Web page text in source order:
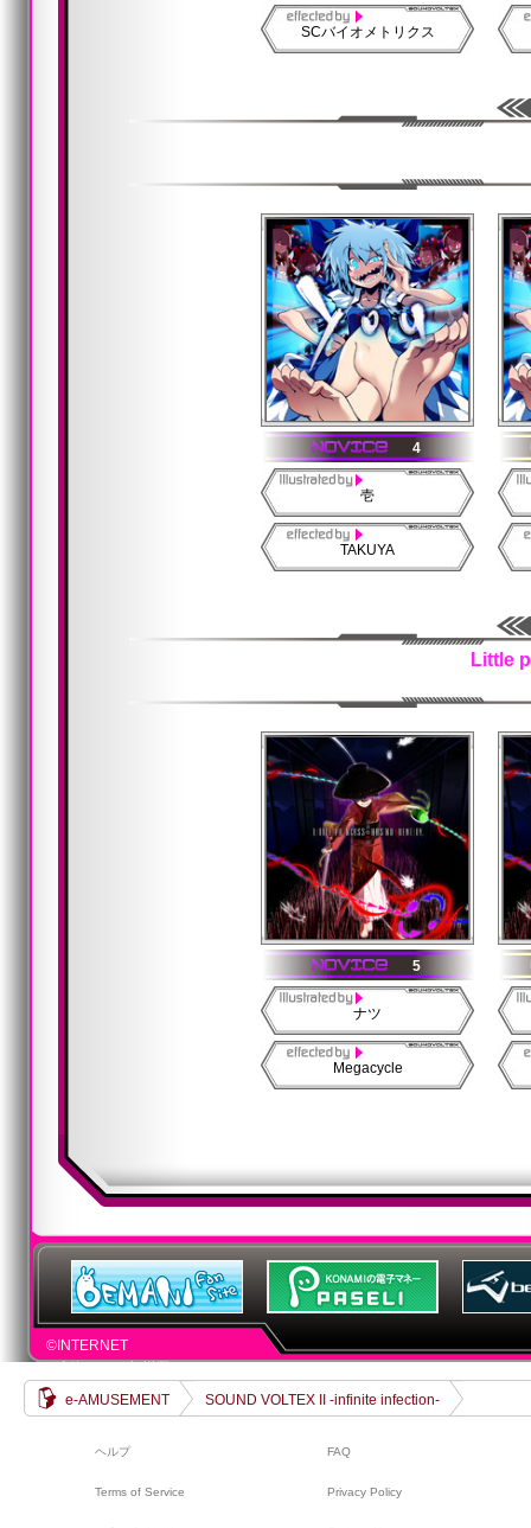
SCバイオメトリクス
4
壱
TAKUYA
Little
5
ナツ
Megacycle
©INTERNET
e-AMUSEMENT
SOUND VOLTEX II -infinite infection-
ヘルプ FAQ
Terms of Service Privacy Policy